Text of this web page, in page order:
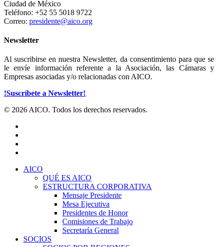
Ciudad de México
Teléfono: +52 55 5018 9722
Correo: presidente@aico.org
Newsletter
Al suscribirse en nuestra Newsletter, da consentimiento para que se
le envíe información referente a la Asociación, las Cámaras y
Empresas asociadas y/o relacionadas con AICO.
!Suscríbete a Newsletter!
© 2026 AICO. Todos los derechos reservados.
Close
AICO
QUÉ ES AICO
ESTRUCTURA CORPORATIVA
Mensaje Presidente
Mesa Ejecutiva
Presidentes de Honor
Comisiones de Trabajo
Secretaría General
SOCIOS